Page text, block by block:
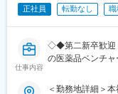
変更の範囲：会社
深めていただきま
残業は基本的に
も各自の裁量で
■配属先情報：
正社員 転勤なし 職
仕事内容
◇◆第二新卒歓迎
の医薬品ベンチ
＜勤務地詳細＞